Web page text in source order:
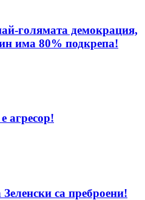
голямата демокрация,
има 80% подкрепа!
агресор!
са преброени!